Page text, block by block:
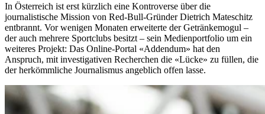
In Österreich ist erst kürzlich eine Kontroverse über die
journalistische Mission von Red-Bull-Gründer Dietrich Mateschitz
entbrannt. Vor wenigen Monaten erweiterte der Getränkemogul –
der auch mehrere Sportclubs besitzt – sein Medienportfolio um ein
weiteres Projekt: Das Online-Portal «Addendum» hat den
Anspruch, mit investigativen Recherchen die «Lücke» zu füllen, die
der herkömmliche Journalismus angeblich offen lasse.